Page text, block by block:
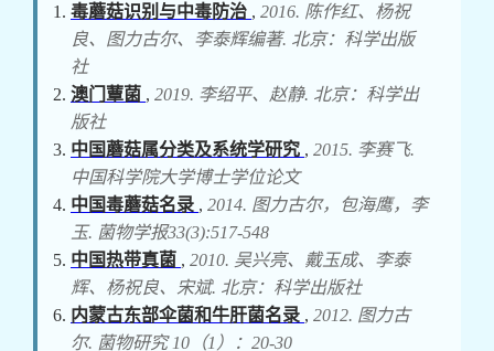
毒蘑菇识别与中毒防治 , 2016. 陈作红、杨祝
良、图力古尔、李泰辉编著. 北京：科学出版
社
澳门蕈菌 , 2019. 李绍平、赵静. 北京：科学出
版社
中国蘑菇属分类及系统学研究 , 2015. 李赛飞.
中国科学院大学博士学位论文
中国毒蘑菇名录 , 2014. 图力古尔，包海鹰，李
玉. 菌物学报33(3):517-548
中国热带真菌 , 2010. 吴兴亮、戴玉成、李泰
辉、杨祝良、宋斌. 北京：科学出版社
内蒙古东部伞菌和牛肝菌名录 , 2012. 图力古
尔. 菌物研究 10（1）：20-30